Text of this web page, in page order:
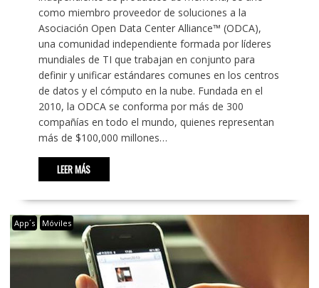
como miembro proveedor de soluciones a la
Asociación Open Data Center Alliance™ (ODCA),
una comunidad independiente formada por líderes
mundiales de TI que trabajan en conjunto para
definir y unificar estándares comunes en los centros
de datos y el cómputo en la nube. Fundada en el
2010, la ODCA se conforma por más de 300
compañías en todo el mundo, quienes representan
más de $100,000 millones…
LEER MÁS
App´s Móviles